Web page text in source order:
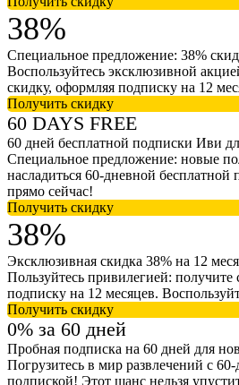
38%
Специальное предложение: 38%
Воспользуйтесь эксклюзивной
скидку, оформляя подписку на 12
Получить скидку
60 DAYS FREE
60 дней бесплатной подписки Иви
Специальное предложение: новые
насладиться 60-дневной бесплатной
прямо сейчас!
Получить скидку
38%
Эксклюзивная скидка 38% на 12
Пользуйтесь привилегией:
подписку на 12 месяцев.
Получить скидку
0% за 60 дней
Пробная подписка на 60 дней для
Погрузитесь в мир развлечений с
подпиской! Этот шанс нельзя